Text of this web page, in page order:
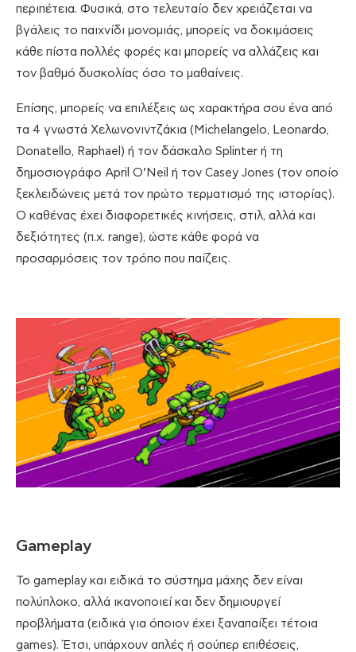
περιπέτεια. Φυσικά, στο τελευταίο δεν χρειάζεται να
βγάλεις το παιχνίδι μονομιάς, μπορείς να δοκιμάσεις
κάθε πίστα πολλές φορές και μπορείς να αλλάζεις και
τον βαθμό δυσκολίας όσο το μαθαίνεις.
Επίσης, μπορείς να επιλέξεις ως χαρακτήρα σου ένα από
τα 4 γνωστά Χελωνονιντζάκια (Michelangelo, Leonardo,
Donatello, Raphael) ή τον δάσκαλο Splinter ή τη
δημοσιογράφο April O’Neil ή τον Casey Jones (τον οποίο
ξεκλειδώνεις μετά τον πρώτο τερματισμό της ιστορίας).
Ο καθένας έχει διαφορετικές κινήσεις, στιλ, αλλά και
δεξιότητες (π.χ. range), ώστε κάθε φορά να
προσαρμόσεις τον τρόπο που παίζεις.
Gameplay
Το gameplay και ειδικά το σύστημα μάχης δεν είναι
πολύπλοκο, αλλά ικανοποιεί και δεν δημιουργεί
προβλήματα (ειδικά για όποιον έχει ξαναπαίξει τέτοια
games). Έτσι, υπάρχουν απλές ή σούπερ επιθέσεις,